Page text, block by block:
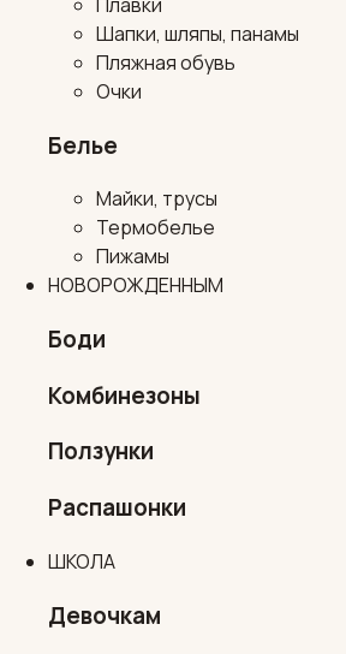
Шапки, шляпы, панамы
Пляжная обувь
Очки
Белье
Майки, трусы
Термобелье
Пижамы
НОВОРОЖДЕННЫМ
Боди
Комбинезоны
Ползунки
Распашонки
ШКОЛА
Девочкам